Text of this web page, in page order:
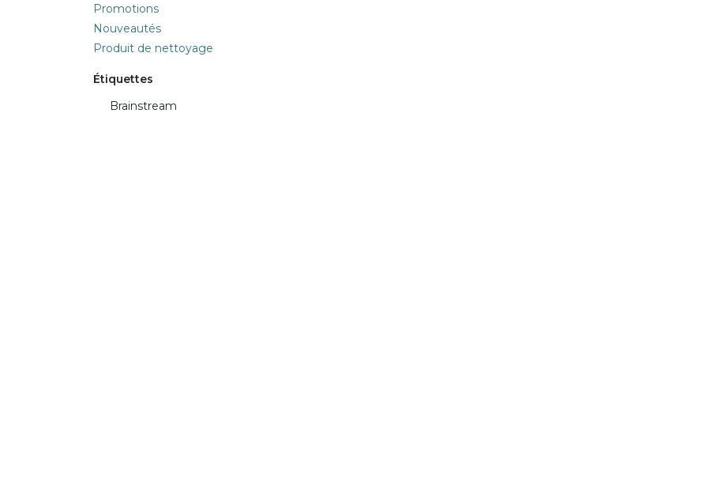
Promotions
Nouveautés
Produit de nettoyage
Étiquettes
Brainstream